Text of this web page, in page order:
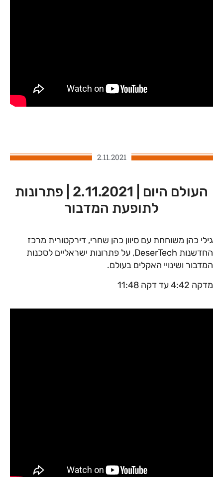
2.11.2021
העולם היום | 2.11.2021 | פתרונות
לתופעת המדבור
גילי כהן משוחחת עם סיוון כהן שחרי, דירקטורית מרכז
החדשנות DeserTech, על פתרונות ישראליים לסכנות
המדבור ושינויי האקלים בעולם.
מדקה 4:42 עד דקה 11:48